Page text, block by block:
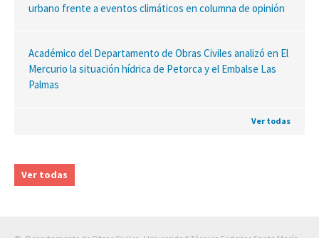
urbano frente a eventos climáticos en columna de opinión
Académico del Departamento de Obras Civiles analizó en El
Mercurio la situación hídrica de Petorca y el Embalse Las
Palmas
Ver todas
Ver todas